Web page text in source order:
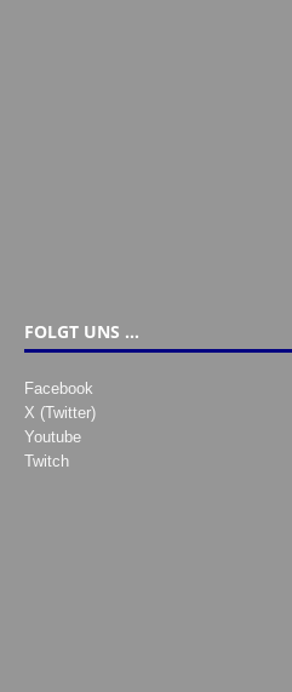
FOLGT UNS …
Facebook
X (Twitter)
Youtube
Twitch